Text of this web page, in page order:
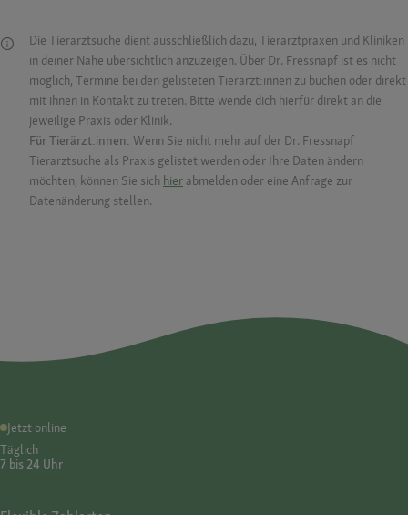
Die Tierarztsuche dient ausschließlich dazu, Tierarztpraxen und Kliniken
in deiner Nähe übersichtlich anzuzeigen. Über Dr. Fressnapf ist es nicht
möglich, Termine bei den gelisteten Tierärzt:innen zu buchen oder direkt
mit ihnen in Kontakt zu treten. Bitte wende dich hierfür direkt an die
jeweilige Praxis oder Klinik.
Für Tierärzt:innen: Wenn Sie nicht mehr auf der Dr. Fressnapf
Tierarztsuche als Praxis gelistet werden oder Ihre Daten ändern
möchten, können Sie sich hier abmelden oder eine Anfrage zur
Datenänderung stellen.
Jetzt online
Täglich
7 bis 24 Uhr